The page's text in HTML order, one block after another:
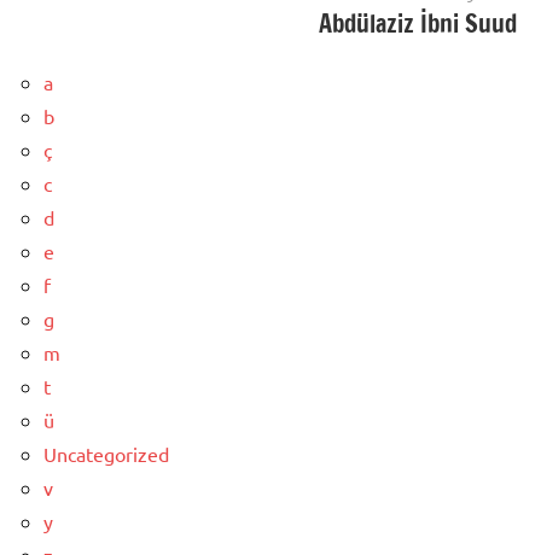
Abdülaziz İbni Suud
a
b
ç
c
d
e
f
g
m
t
ü
Uncategorized
v
y